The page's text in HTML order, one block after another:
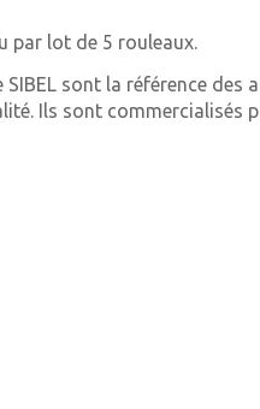
par lot de 5 rouleaux.
SIBEL sont la référence des
Ils sont commercialisés